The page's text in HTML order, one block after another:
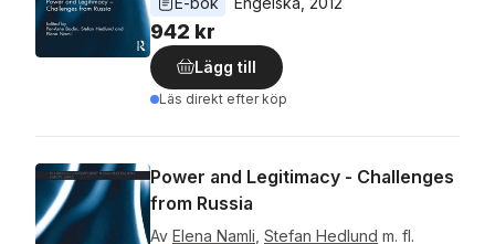
942 kr
Lägg till
Läs direkt efter köp
Power and Legitimacy - Challenges
from Russia
Av Elena Namli Stefan Hedlund m. fl.